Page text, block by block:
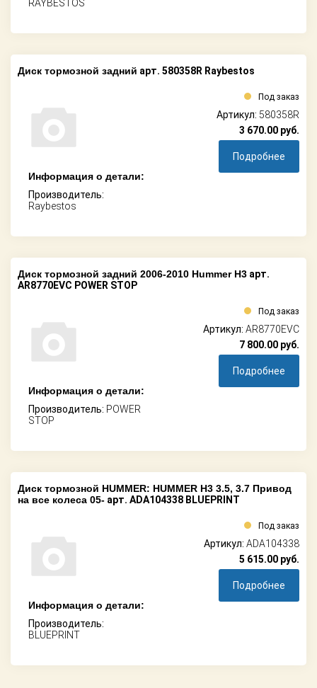
RAYBESTOS
Диск тормозной задний арт. 580358R Raybestos
Информация о детали:
Производитель:
Raybestos
Под заказ
Артикул: 580358R
3 670.00 руб.
Подробнее
Диск тормозной задний 2006-2010 Hummer H3 арт.
AR8770EVC POWER STOP
Информация о детали:
Производитель: POWER
STOP
Под заказ
Артикул: AR8770EVC
7 800.00 руб.
Подробнее
Диск тормозной HUMMER: HUMMER H3 3.5, 3.7 Привод
на все колеса 05- арт. ADA104338 BLUEPRINT
Информация о детали:
Производитель:
BLUEPRINT
Под заказ
Артикул: ADA104338
5 615.00 руб.
Подробнее